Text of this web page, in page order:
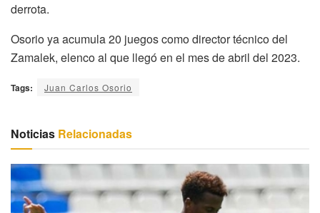
derrota.
Osorio ya acumula 20 juegos como director técnico del
Zamalek, elenco al que llegó en el mes de abril del 2023.
Tags: Juan Carlos Osorio
Noticias Relacionadas